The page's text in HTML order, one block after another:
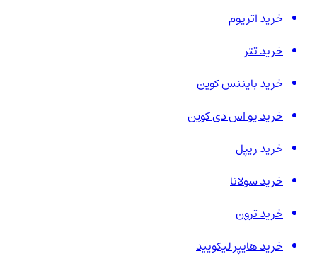
خرید اتریوم
خرید تتر
خرید بایننس کوین
خرید یو اس دی کوین
خرید ریپل
خرید سولانا
خرید ترون
خرید هایپر لیکویید